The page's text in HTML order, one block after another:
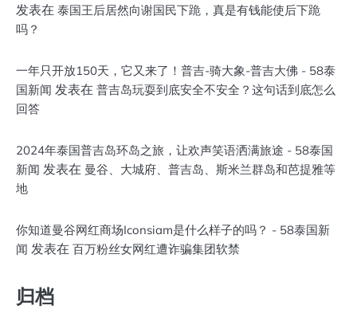
发表在 泰国王后居然向谢国民下跪，真是有钱能使后下跪
吗？
一年只开放150天，它又来了！普吉-骑大象-普吉大佛 - 58泰
国新闻 发表在 普吉岛玩耍到底安全不安全？这句话到底怎么
回答
2024年泰国普吉岛环岛之旅，让欢声笑语洒满旅途 - 58泰国
新闻 发表在 曼谷、大城府、普吉岛、斯米兰群岛和芭提雅等
地
你知道曼谷网红商场Iconsiam是什么样子的吗？ - 58泰国新
闻 发表在 百万粉丝女网红遭诈骗集团软禁
归档